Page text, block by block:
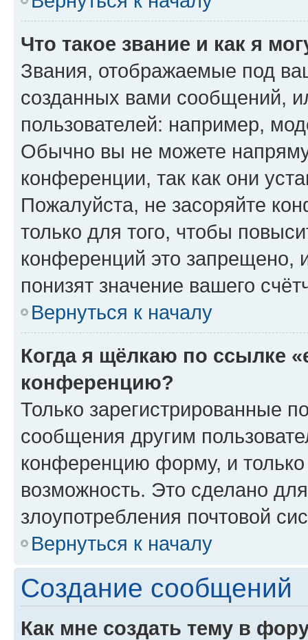
Что такое звание и как я
Звания, отображаемые под
созданных вами сообщений,
пользователей: например,
Обычно вы не можете
конференции, так как они
Пожалуйста, не засоряйте
только для того, чтобы
конференций это запрещено,
понизят значение вашего
Вернуться к началу
Когда я щёлкаю по ссылке
конференцию?
Только зарегистрированные
сообщения другим
конференцию форму, и
возможность. Это сделано
злоупотребления почтовой
Вернуться к началу
Создание сообщений
Как мне создать тему в